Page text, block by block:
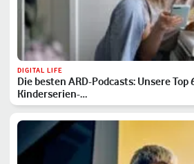
DIGITAL LIFE
Die besten ARD-Podcasts: Unsere Top
Kinderserien-…